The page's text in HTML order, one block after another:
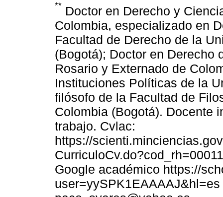
** Doctor en Derecho y
Colombia, especializado en
Facultad de Derecho de la
(Bogotá); Doctor en Derecho
Rosario y Externado de
Instituciones Políticas de la
filósofo de la Facultad de
Colombia (Bogotá). Docente
trabajo. Cvlac:
https://
Google académico https://